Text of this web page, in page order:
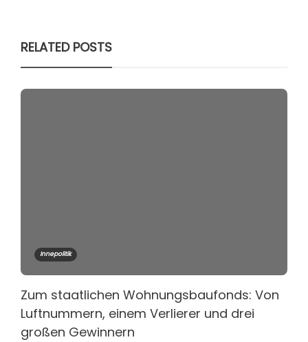
RELATED POSTS
Innepolitik
Zum staatlichen Wohnungsbaufonds: Von
Luftnummern, einem Verlierer und drei
großen Gewinnern